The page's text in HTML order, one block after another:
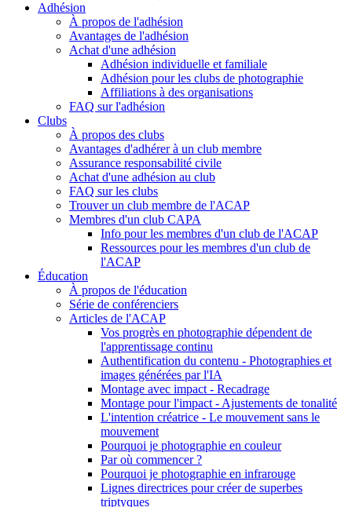
Adhésion
À propos de l'adhésion
Avantages de l'adhésion
Achat d'une adhésion
Adhésion individuelle et familiale
Adhésion pour les clubs de photographie
Affiliations à des organisations
FAQ sur l'adhésion
Clubs
À propos des clubs
Avantages d'adhérer à un club membre
Assurance responsabilité civile
Achat d'une adhésion au club
FAQ sur les clubs
Trouver un club membre de l'ACAP
Membres d'un club CAPA
Info pour les membres d'un club de l'ACAP
Ressources pour les membres d'un club de
l'ACAP
Éducation
À propos de l'éducation
Série de conférenciers
Articles de l'ACAP
Vos progrès en photographie dépendent de
l'apprentissage continu
Authentification du contenu - Photographies et
images générées par l'IA
Montage avec impact - Recadrage
Montage pour l'impact - Ajustements de tonalité
L'intention créatrice - Le mouvement sans le
mouvement
Pourquoi je photographie en couleur
Par où commencer ?
Pourquoi je photographie en infrarouge
Lignes directrices pour créer de superbes
triptyques